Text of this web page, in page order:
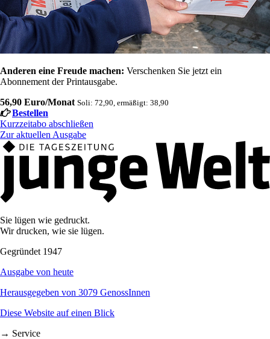
Anderen eine Freude machen: Verschenken Sie jetzt ein
Abonnement der Printausgabe.
56,90 Euro/Monat Soli: 72,90, ermäßigt: 38,90
Bestellen
Kurzzeitabo abschließen
Zur aktuellen Ausgabe
Sie lügen wie gedruckt.
Wir drucken, wie sie lügen.
Gegründet 1947
Ausgabe von heute
Herausgegeben von 3079 GenossInnen
Diese Website auf einen Blick
→ Service